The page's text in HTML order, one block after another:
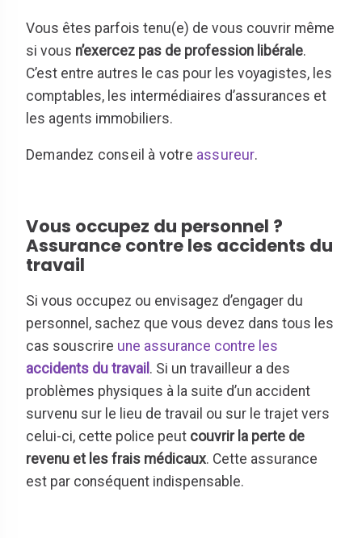
Vous êtes parfois tenu(e) de vous couvrir même
si vous n’exercez pas de profession libérale.
C’est entre autres le cas pour les voyagistes, les
comptables, les intermédiaires d’assurances et
les agents immobiliers.
Demandez conseil à votre assureur.
Vous occupez du personnel ?
Assurance contre les accidents du
travail
Si vous occupez ou envisagez d’engager du
personnel, sachez que vous devez dans tous les
cas souscrire une assurance contre les
accidents du travail . Si un travailleur a des
problèmes physiques à la suite d’un accident
survenu sur le lieu de travail ou sur le trajet vers
celui-ci, cette police peut couvrir la perte de
revenu et les frais médicaux. Cette assurance
est par conséquent indispensable.